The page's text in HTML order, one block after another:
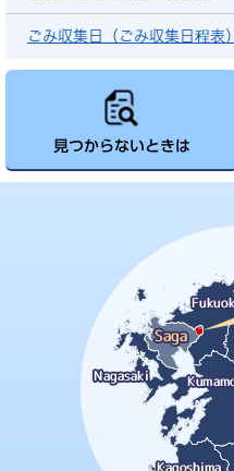
ごみ収集日（ごみ収集日程表）
見つからないときは